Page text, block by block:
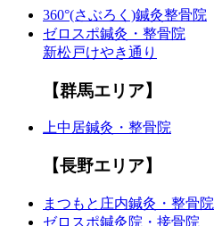
360°(さぶろく)鍼灸整骨院
ゼロスポ鍼灸・整骨院
新松戸けやき通り
【群馬エリア】
上中居鍼灸・整骨院
【長野エリア】
まつもと庄内鍼灸・整骨院
ゼロスポ鍼灸院・接骨院